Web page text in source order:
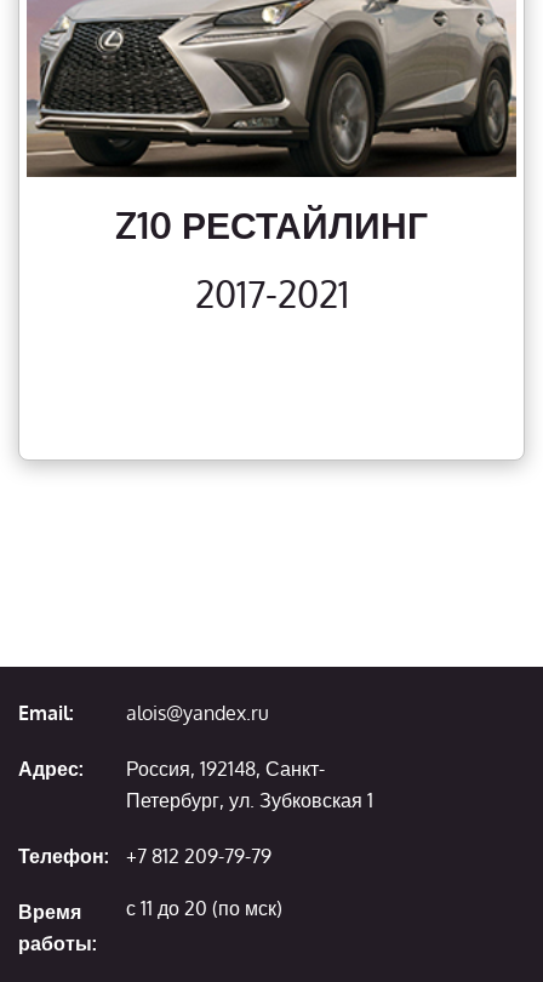
Z10 РЕСТАЙЛИНГ
2017-2021
Email: alois@yandex.ru
Адрес:
Россия, 192148, Санкт-
Петербург, ул. Зубковская 1
Телефон: +7 812 209-79-79
Время
работы:
с 11 до 20 (по мск)